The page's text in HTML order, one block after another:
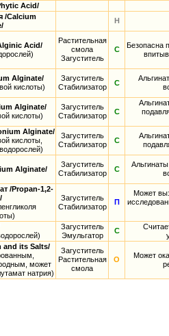
Acid/
/Calcium
Н
Acid/
Растительная
смола
Загуститель
С
Безопасна
Alginate/
кислоты)
Загуститель
Стабилизатор
С
Alginate/
кислоты)
Загуститель
Стабилизатор
С
Alginate/
кислоты,
Загуститель
Стабилизатор
С
Alginate/
Загуститель
Стабилизатор
С
/Propan-1,2-
Загуститель
Стабилизатор
П
Может
Загуститель
Эмульгатор
С
and its Salts/
может
натрия)
Загуститель
Растительная
смола
О
Может